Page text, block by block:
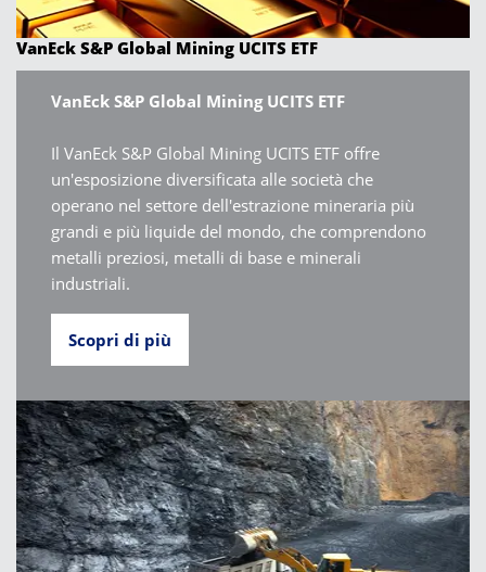
VanEck S&P Global Mining UCITS ETF
VanEck S&P Global Mining UCITS ETF
Il VanEck S&P Global Mining UCITS ETF offre
un'esposizione diversificata alle società che
operano nel settore dell'estrazione mineraria più
grandi e più liquide del mondo, che comprendono
metalli preziosi, metalli di base e minerali
industriali.
Scopri di più